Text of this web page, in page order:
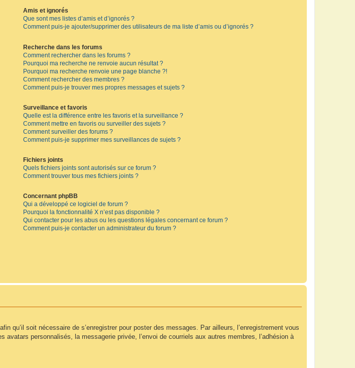
Amis et ignorés
Que sont mes listes d’amis et d’ignorés ?
Comment puis-je ajouter/supprimer des utilisateurs de ma liste d’amis ou d’ignorés ?
Recherche dans les forums
Comment rechercher dans les forums ?
Pourquoi ma recherche ne renvoie aucun résultat ?
Pourquoi ma recherche renvoie une page blanche ?!
Comment rechercher des membres ?
Comment puis-je trouver mes propres messages et sujets ?
Surveillance et favoris
Quelle est la différence entre les favoris et la surveillance ?
Comment mettre en favoris ou surveiller des sujets ?
Comment surveiller des forums ?
Comment puis-je supprimer mes surveillances de sujets ?
Fichiers joints
Quels fichiers joints sont autorisés sur ce forum ?
Comment trouver tous mes fichiers joints ?
Concernant phpBB
Qui a développé ce logiciel de forum ?
Pourquoi la fonctionnalité X n’est pas disponible ?
Qui contacter pour les abus ou les questions légales concernant ce forum ?
Comment puis-je contacter un administrateur du forum ?
qu’il soit nécessaire de s’enregistrer pour poster des messages. Par ailleurs, l’enregistrement vous
personnalisés, la messagerie privée, l’envoi de courriels aux autres membres, l’adhésion à